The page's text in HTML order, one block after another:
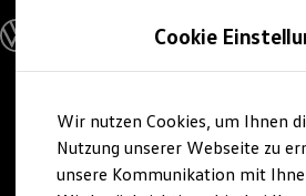
Hauptinhalt
springen
Footer
springen
Modelle & Konfigurator
Nutzfahrzeugkategorien
Modelle konfigurieren
Vorgängermodelle und
Vorgängermodelle
Oldtimer
Bulli Historie
Cookie
Wir nutzen Cookies, um Ihnen
Nutzung unserer Webseite zu
unsere Kommunikation mit